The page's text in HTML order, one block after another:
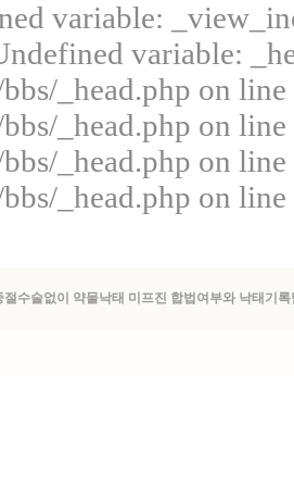
variable:
variable:
_head.php on
_head.php on
_head.php on
_head.php on
수술없이 약물낙태 미프진 합법여부와 낙태기